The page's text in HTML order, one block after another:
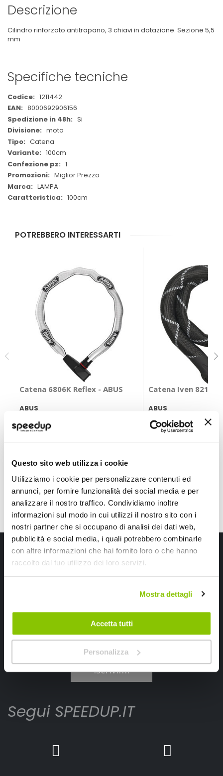
Questo sito web utilizza i cookie
Utilizziamo i cookie per personalizzare contenuti ed
annunci, per fornire funzionalità dei social media e per
analizzare il nostro traffico. Condividiamo inoltre
informazioni sul modo in cui utilizzi il nostro sito con i
nostri partner che si occupano di analisi dei dati web,
pubblicità e social media, i quali potrebbero combinarle
con altre informazioni che hai fornito loro o che hanno
raccolto dal tuo utilizzo dei loro servizi.
Mostra dettagli
Accetta tutti
Personalizza
Descrizione
Cilindro rinforzato antitrapano, 3 chiavi in dotazione. Sezione 5,5
mm
Specifiche tecniche
Maggiori
Informazioni
1211442
8000692906156
Si
moto
Catena
100cm
1
Miglior Prezzo
LAMPA
100cm
POTREBBERO INTERESSARTI
Catena 6806K Reflex - ABUS
ABUS
51,45 €
Catena Iven 8210 -
ABUS
77,20 €
Iscriviti alla newsletter Speedup
Ho letto e accettato il documento
Iscrivimi
Segui SPEEDUP.IT